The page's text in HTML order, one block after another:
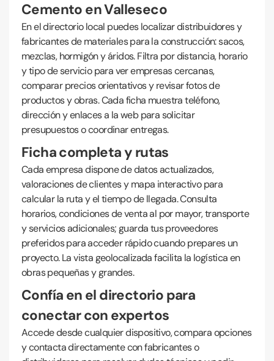
Cemento en Valleseco
En el directorio local puedes localizar distribuidores y
fabricantes de materiales para la construcción: sacos,
mezclas, hormigón y áridos. Filtra por distancia, horario
y tipo de servicio para ver empresas cercanas,
comparar precios orientativos y revisar fotos de
productos y obras. Cada ficha muestra teléfono,
dirección y enlaces a la web para solicitar
presupuestos o coordinar entregas.
Ficha completa y rutas
Cada empresa dispone de datos actualizados,
valoraciones de clientes y mapa interactivo para
calcular la ruta y el tiempo de llegada. Consulta
horarios, condiciones de venta al por mayor, transporte
y servicios adicionales; guarda tus proveedores
preferidos para acceder rápido cuando prepares un
proyecto. La vista geolocalizada facilita la logística en
obras pequeñas y grandes.
Confía en el directorio para
conectar con expertos
Accede desde cualquier dispositivo, compara opciones
y contacta directamente con fabricantes o